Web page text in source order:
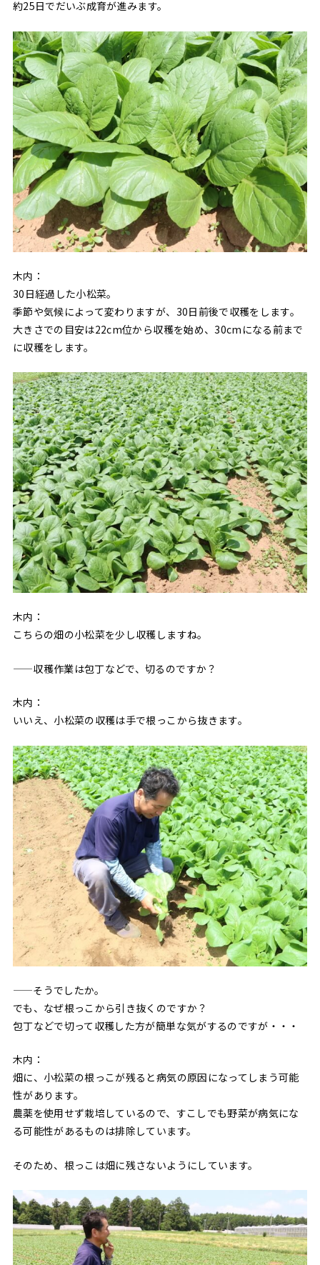
約25日でだいぶ成育が進みます。
木内：
30日経過した小松菜。
季節や気候によって変わりますが、30日前後で収穫をします。
大きさでの目安は22cm位から収穫を始め、30cmになる前まで
に収穫をします。
木内：
こちらの畑の小松菜を少し収穫しますね。
——収穫作業は包丁などで、切るのですか？
木内：
いいえ、小松菜の収穫は手で根っこから抜きます。
——そうでしたか。
でも、なぜ根っこから引き抜くのですか？
包丁などで切って収穫した方が簡単な気がするのですが・・・
木内：
畑に、小松菜の根っこが残ると病気の原因になってしまう可能
性があります。
農薬を使用せず栽培しているので、すこしでも野菜が病気にな
る可能性があるものは排除しています。
そのため、根っこは畑に残さないようにしています。